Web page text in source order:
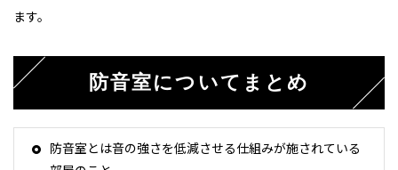
ます。
防音室についてまとめ
防音室とは音の強さを低減させる仕組みが施されている